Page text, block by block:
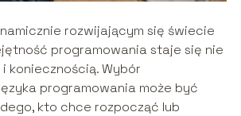
rozwijającym się świecie
programowania staje się nie
koniecznością. Wybór
programowania może być
kto chce rozpocząć lub